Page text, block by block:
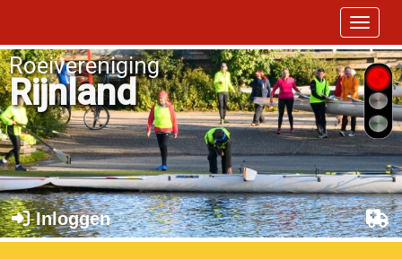
Toggle
Roeivereniging
Rijnland
Inloggen